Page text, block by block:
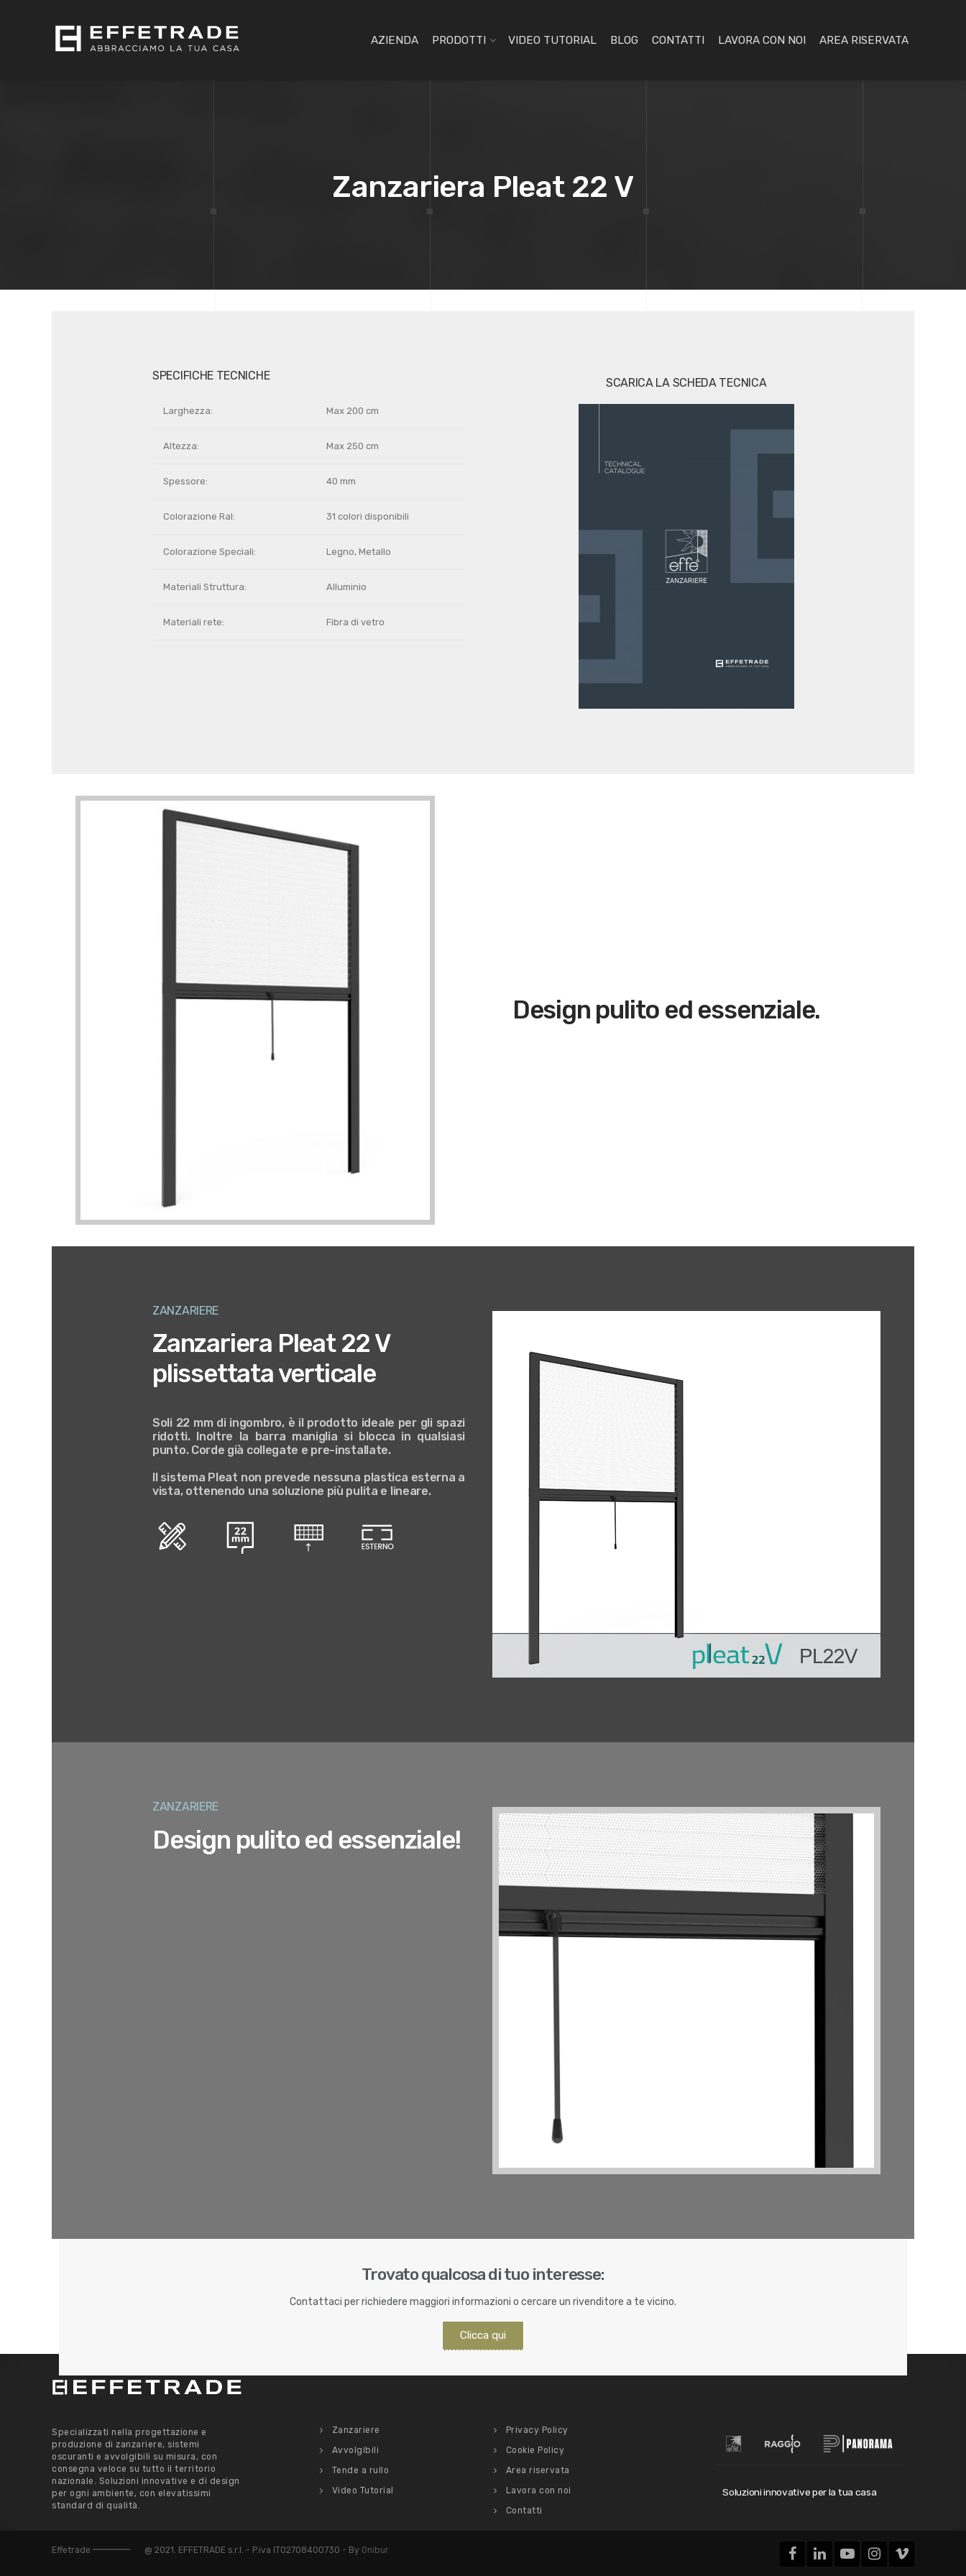
AZIENDA PRODOTTI VIDEO TUTORIAL BLOG CONTATTI LAVORA CON NOI AREA RISERVATA
Zanzariera Pleat 22 V
SPECIFICHE TECNICHE
Larghezza: Max 200 cm
Altezza: Max 250 cm
Spessore: 40 mm
Colorazione Ral: 31 colori disponibili
Colorazione Speciali: Legno, Metallo
Materiali Struttura: Alluminio
Materiali rete: Fibra di vetro
SCARICA LA SCHEDA TECNICA
Design pulito ed essenziale.
ZANZARIERE
Zanzariera Pleat 22 V
plissettata verticale
Soli 22 mm di ingombro, è il prodotto ideale per gli spazi
ridotti. Inoltre la barra maniglia si blocca in qualsiasi
punto. Corde già collegate e pre-installate.
Il sistema Pleat non prevede nessuna plastica esterna a
vista, ottenendo una soluzione più pulita e lineare.
ZANZARIERE
Design pulito ed essenziale!
Trovato qualcosa di tuo interesse:
Contattaci per richiedere maggiori informazioni o cercare un rivenditore a te vicino.
Clicca qui
Specializzati nella progettazione e
produzione di zanzariere, sistemi
oscuranti e avvolgibili su misura, con
consegna veloce su tutto il territorio
nazionale. Soluzioni innovative e di design
per ogni ambiente, con elevatissimi
standard di qualità.
Zanzariere
Avvolgibili
Tende a rullo
Video Tutorial
Privacy Policy
Cookie Policy
Area riservata
Lavora con noi
Contatti
Soluzioni innovative per la tua casa
Effetrade @ 2021. EFFETRADE s.r.l. - P.iva IT02708400730 - By Onibur